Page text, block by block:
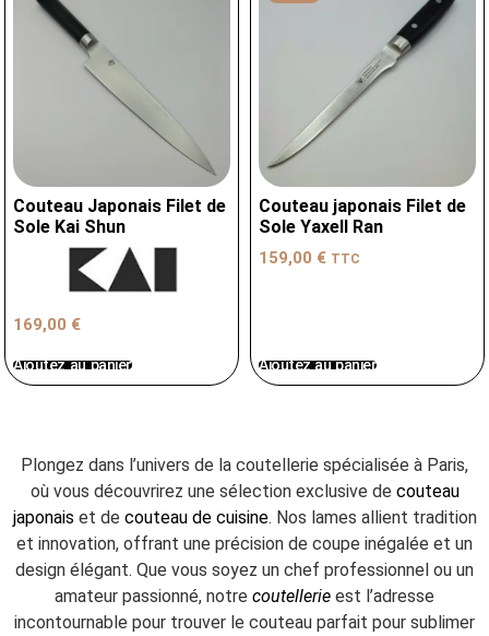
Couteau Japonais Filet de
Sole Kai Shun
169,00 €
Ajoutez au panier
Couteau japonais Filet de
Sole Yaxell Ran
159,00 € TTC
Ajoutez au panier
Plongez dans l’univers de la coutellerie spécialisée à Paris,
où vous découvrirez une sélection exclusive de couteau
japonais et de couteau de cuisine. Nos lames allient tradition
et innovation, offrant une précision de coupe inégalée et un
design élégant. Que vous soyez un chef professionnel ou un
amateur passionné, notre coutellerie est l’adresse
incontournable pour trouver le couteau parfait pour sublimer